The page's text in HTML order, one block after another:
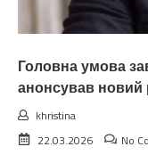
Головна умова
анонсував новий
khristina
22.03.2026
No